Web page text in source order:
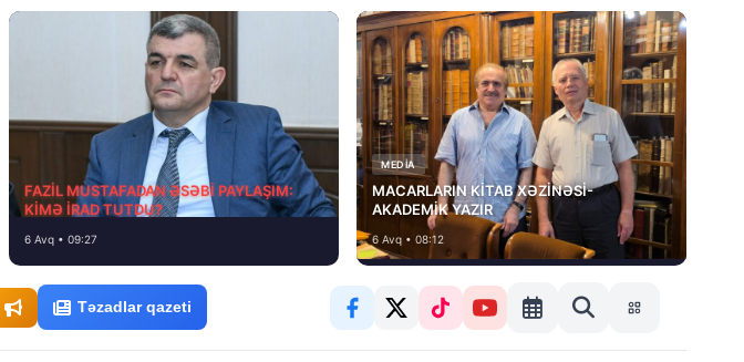
FAZİL MUSTAFADAN ƏSƏBİ PAYLAŞIM:
KİMƏ İRAD TUTDU?
6 Avq • 09:27
MEDİA
MACARLARIN KİTAB XƏZİNƏSİ-
AKADEMİK YAZIR
6 Avq • 08:12
Təzadlar qazeti